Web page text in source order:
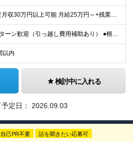
★想定月収30万円以上可能 月給25万円～+残業代全額支給＋各種手当+賞与年2回 ※試用期間2ヶ月あり（給与・待遇に差異はありません） ※残業代・深夜割増手当は全額支給します ★賞与年2回（6月・
●U・Iターン歓迎（引っ越し費用補助あり） ●根岸駅より無料送迎バスあり ●車･バイク・自転車通勤OK ■本牧営業所／神奈川県横浜市中区豊浦町2-3 (変更の範囲)上記を除く当社関連勤務地
以内
検討中に入れる
定日： 2026.09.03
自己PR不要 話を聞きたい応募可